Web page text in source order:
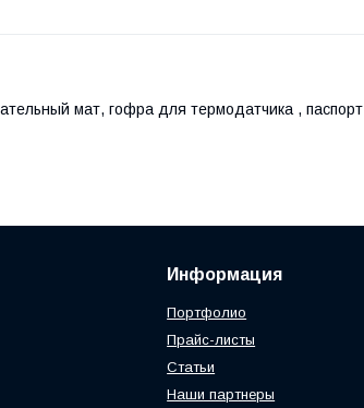
мат, гофра для термодатчика , паспорт
Информация
Портфолио
Прайс-листы
Статьи
Наши партнеры